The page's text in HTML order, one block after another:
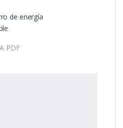
de energía
PDF